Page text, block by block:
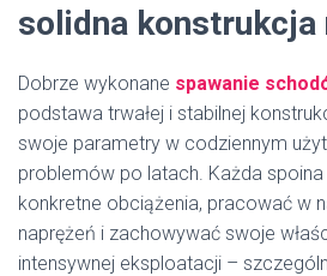
solidna konstrukcja
Dobrze wykonane spawanie
podstawa trwałej i stabilnej
swoje parametry w codziennym
problemów po latach. Każda
konkretne obciążenia, pracować w
naprężeń i zachowywać swoje
intensywnej eksploatacji –